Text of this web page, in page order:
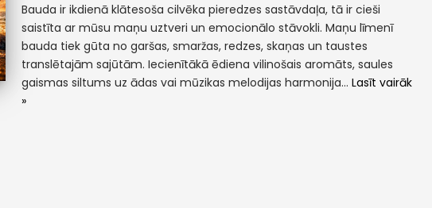
Bauda ir ikdienā klātesoša cilvēka pieredzes sastāvdaļa, tā ir cieši
saistīta ar mūsu maņu uztveri un emocionālo stāvokli. Maņu līmenī
bauda tiek gūta no garšas, smaržas, redzes, skaņas un taustes
translētajām sajūtām. Iecienītākā ēdiena vilinošais aromāts, saules
gaismas siltums uz ādas vai mūzikas melodijas harmonija…Lasīt vairāk
»